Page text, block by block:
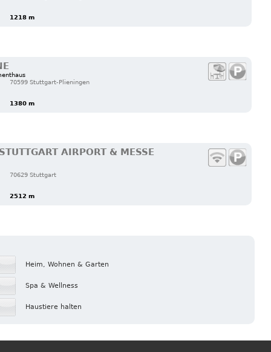
1218 m
70599 Stuttgart-Plieningen
1380 m
AIRPORT & MESSE
70629 Stuttgart
2512 m
Heim, Wohnen & Garten
Spa & Wellness
Haustiere halten